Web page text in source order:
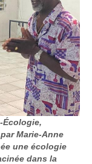
Écologie,
Marie-Anne
une écologie
dans la